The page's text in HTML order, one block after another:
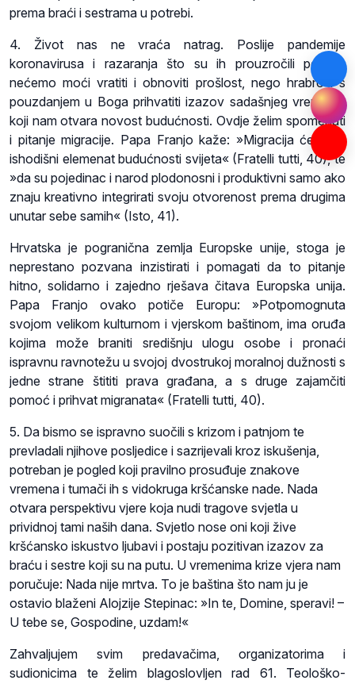
prema braći i sestrama u potrebi.
4. Život nas ne vraća natrag. Poslije pandemije
koronavirusa i razaranja što su ih prouzročili potresi,
nećemo moći vratiti i obnoviti prošlost, nego hrabro i s
pouzdanjem u Boga prihvatiti izazov sadašnjeg vremena,
koji nam otvara novost budućnosti. Ovdje želim spomenuti
i pitanje migracije. Papa Franjo kaže: »Migracija će činiti
ishodišni elemenat budućnosti svijeta« (Fratelli tutti, 40), te
»da su pojedinac i narod plodonosni i produktivni samo ako
znaju kreativno integrirati svoju otvorenost prema drugima
unutar sebe samih« (Isto, 41).
Hrvatska je pogranična zemlja Europske unije, stoga je
neprestano pozvana inzistirati i pomagati da to pitanje
hitno, solidarno i zajedno rješava čitava Europska unija.
Papa Franjo ovako potiče Europu: »Potpomognuta
svojom velikom kulturnom i vjerskom baštinom, ima oruđa
kojima može braniti središnju ulogu osobe i pronaći
ispravnu ravnotežu u svojoj dvostrukoj moralnoj dužnosti s
jedne strane štititi prava građana, a s druge zajamčiti
pomoć i prihvat migranata« (Fratelli tutti, 40).
5. Da bismo se ispravno suočili s krizom i patnjom te
prevladali njihove posljedice i sazrijevali kroz iskušenja,
potreban je pogled koji pravilno prosuđuje znakove
vremena i tumači ih s vidokruga kršćanske nade. Nada
otvara perspektivu vjere koja nudi tragove svjetla u
prividnoj tami naših dana. Svjetlo nose oni koji žive
kršćansko iskustvo ljubavi i postaju pozitivan izazov za
braću i sestre koji su na putu. U vremenima krize vjera nam
poručuje: Nada nije mrtva. To je baština što nam ju je
ostavio blaženi Alojzije Stepinac: »In te, Domine, speravi! –
U tebe se, Gospodine, uzdam!«
Zahvaljujem svim predavačima, organizatorima i
sudionicima te želim blagoslovljen rad 61. Teološko-